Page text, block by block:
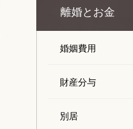
離婚とお金
婚姻費用
財産分与
別居